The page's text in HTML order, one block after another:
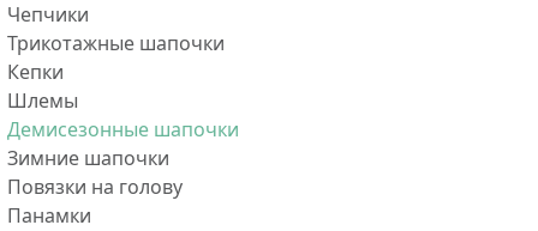
Чепчики
Трикотажные шапочки
Кепки
Шлемы
Демисезонные шапочки
Зимние шапочки
Повязки на голову
Панамки